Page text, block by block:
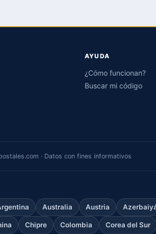
AYUDA
¿Cómo funcionan?
Buscar mi código
· Datos con fines informativos
Australia Austria
Chipre Colombia Corea del Sur